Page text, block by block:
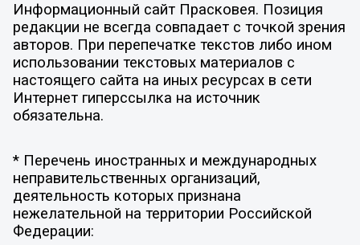
Информационный сайт Прасковея. Позиция
редакции не всегда совпадает с точкой зрения
авторов. При перепечатке текстов либо ином
использовании текстовых материалов с
настоящего сайта на иных ресурсах в сети
Интернет гиперссылка на источник
обязательна.
* Перечень иностранных и международных
неправительственных организаций,
деятельность которых признана
нежелательной на территории Российской
Федерации: